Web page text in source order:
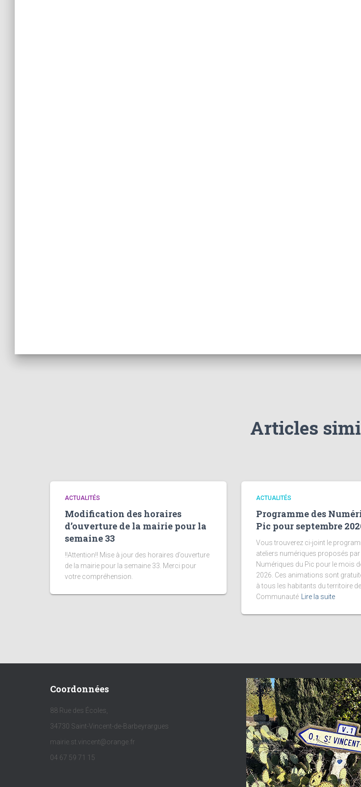
Articles
ACTUALITÉS
Modification des horaires
d’ouverture de la mairie pour la
semaine 33
!!Attention!! Mise à jour des horaires d’ouverture
de la mairie pour la semaine 33. Merci pour
votre compréhension.
ACTUALITÉS
Programme des
Pic pour septembre
Vous trouverez ci-joint le
ateliers numériques proposés par
Numériques du Pic pour le mois
2026. Ces animations sont
à tous les habitants du territoire
Communauté
Lire la suite
Coordonnées
88 Rue des Écoles,
34730 Saint-Vincent-de-Barbeyrargues
mairie.st.vincent@orange.fr
04 67 59 71 15